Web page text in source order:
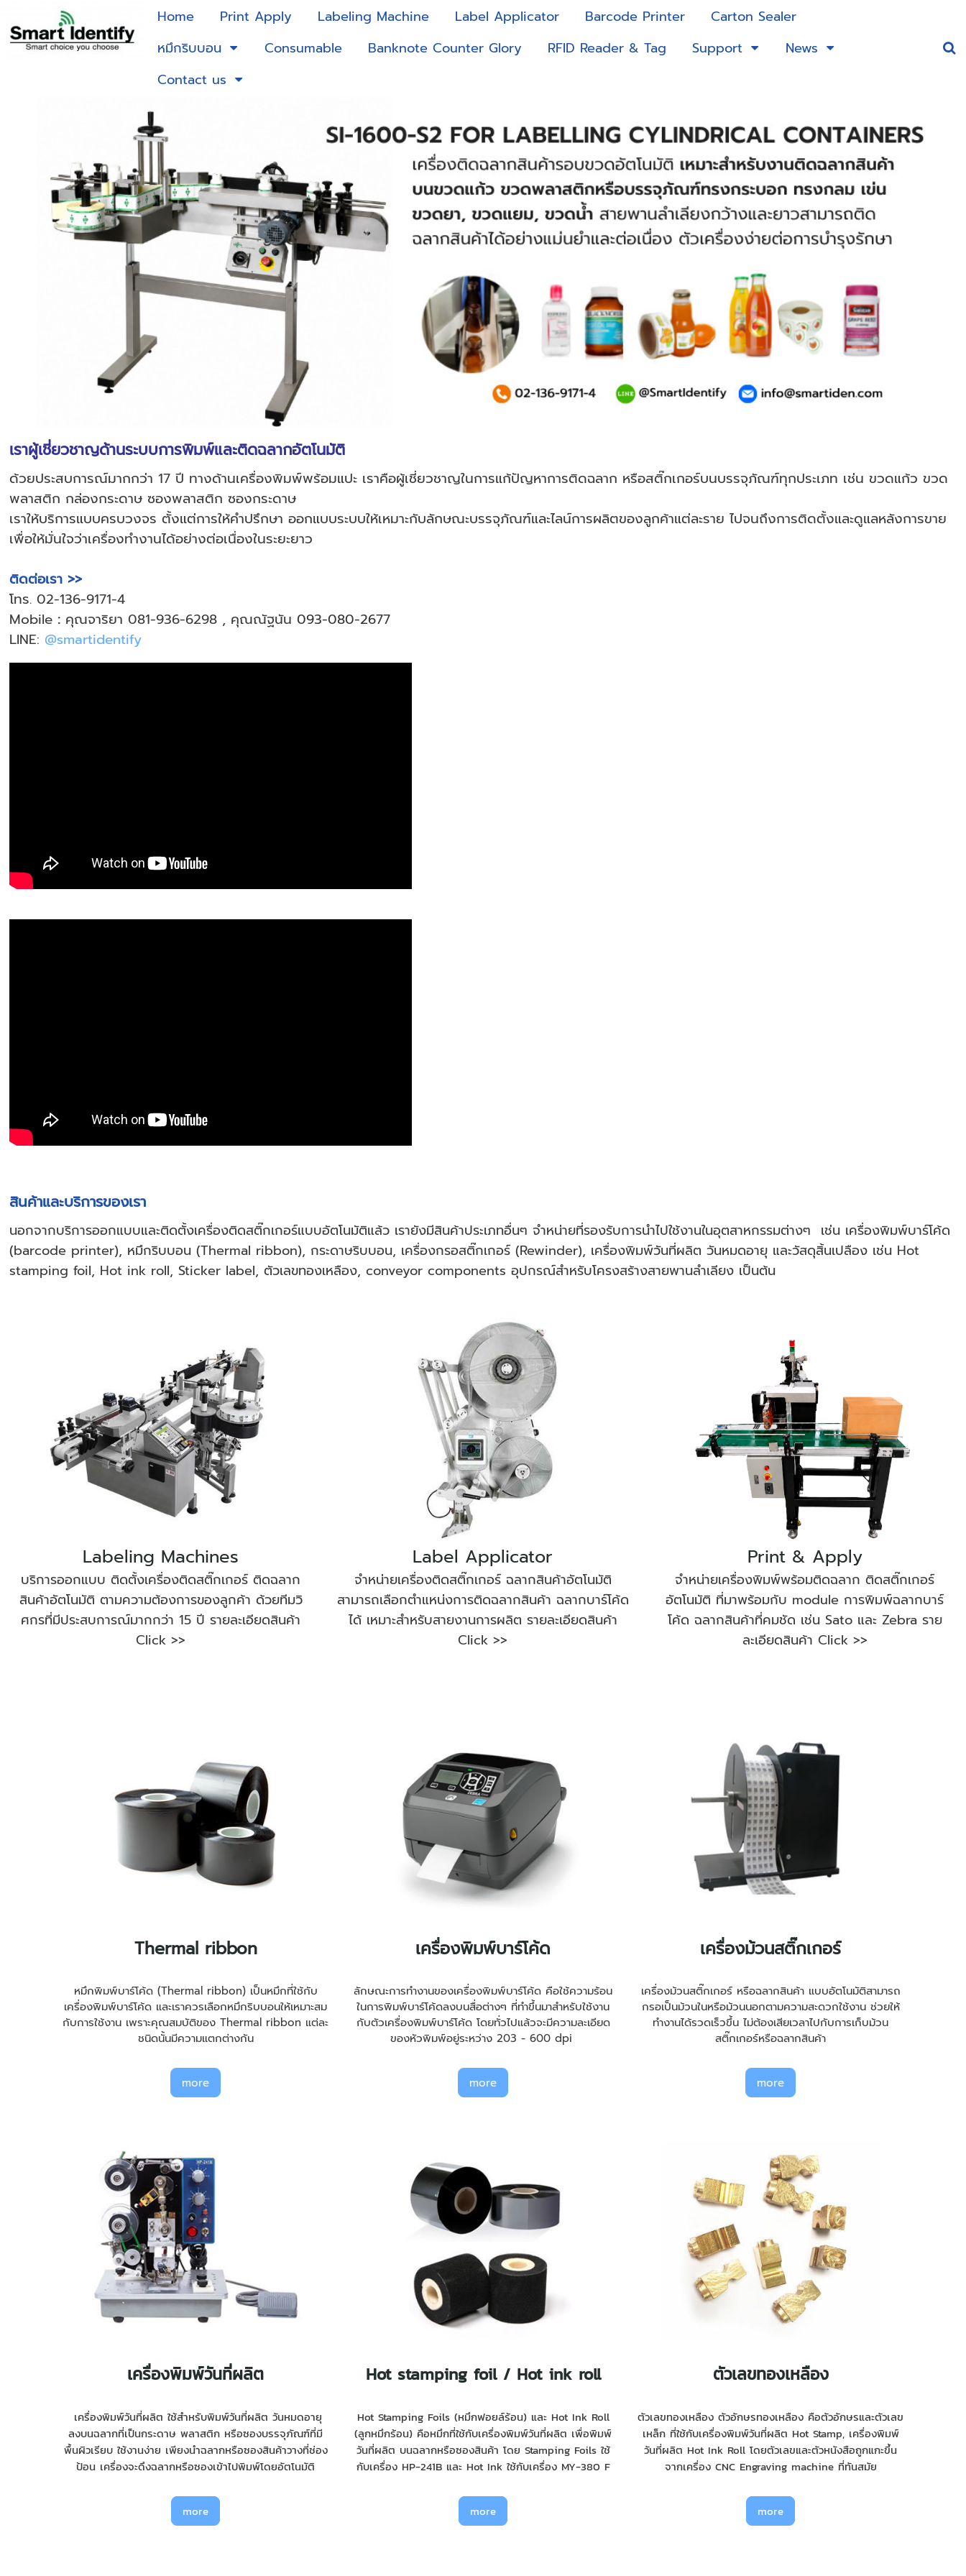
Home Print Apply Labeling Machine Label Applicator Barcode Printer
Carton Sealer
หมึกริบบอน
Consumable Banknote Counter Glory RFID Reader & Tag Support
News
Contact us
เราผู้เชี่ยวชาญด้านระบบการพิมพ์และติดฉลากอัตโนมัติ
ด้วยประสบการณ์มากกว่า 17 ปี ทางด้านเครื่องพิมพ์พร้อมแปะ เราคือผู้เชี่ยวชาญในการแก้ปัญหาการติดฉลาก หรือสติ๊กเกอร์บนบรรจุภัณฑ์ทุกประเภท เช่น ขวดแก้ว ขวด
พลาสติก กล่องกระดาษ ซองพลาสติก ซองกระดาษ
เราให้บริการแบบครบวงจร ตั้งแต่การให้คำปรึกษา ออกแบบระบบให้เหมาะกับลักษณะบรรจุภัณฑ์และไลน์การผลิตของลูกค้าแต่ละราย ไปจนถึงการติดตั้งและดูแลหลังการขาย
เพื่อให้มั่นใจว่าเครื่องทำงานได้อย่างต่อเนื่องในระยะยาว
ติดต่อเรา >>
โทร. 02-136-9171-4
Mobile : คุณจาริยา 081-936-6298 , คุณณัฐนัน093-080-2677
LINE: @smartidentify
สินค้าและบริการของเรา
นอกจากบริการออกแบบและติดตั้งเครื่องติดสติ๊กเกอร์แบบอัตโนมัติแล้ว เรายังมีสินค้าประเภทอื่นๆ จำหน่ายที่รองรับการนำไปใช้งานในอุตสาหกรรมต่างๆ เช่น เครื่องพิมพ์บาร์โค้ด
(barcode printer), หมึกริบบอน (Thermal ribbon), กระดาษริบบอน, เครื่องกรอสติ๊กเกอร์ (Rewinder), เครื่องพิมพ์วันที่ผลิต วันหมดอายุ และวัสดุสิ้นเปลือง เช่น Hot
stamping foil, Hot ink roll, Sticker label, ตัวเลขทองเหลือง, conveyor components อุปกรณ์สำหรับโครงสร้างสายพานลำเลียง เป็นต้น
Labeling Machines
บริการออกแบบ ติดตั้งเครื่องติดสติ๊กเกอร์ ติดฉลาก
สินค้าอัตโนมัติ ตามความต้องการของลูกค้า ด้วยทีมวิ
ศกรที่มีประสบการณ์มากกว่า 15 ปี รายละเอียดสินค้า
Click >>
Label Applicator
จำหน่ายเครื่องติดสติ๊กเกอร์ ฉลากสินค้าอัตโนมัติ
สามารถเลือกตำแหน่งการติดฉลากสินค้า ฉลากบาร์โค้ด
ได้ เหมาะสำหรับสายงานการผลิต รายละเอียดสินค้า
Click >>
Print & Apply
จำหน่ายเครื่องพิมพ์พร้อมติดฉลาก ติดสติ๊กเกอร์
อัตโนมัติ ที่มาพร้อมกับ module การพิมพ์ฉลากบาร์
โค้ด ฉลากสินค้าที่คมชัด เช่น Sato และ Zebra ราย
ละเอียดสินค้า Click >>
Thermal ribbon
หมึกพิมพ์บาร์โค้ด (Thermal ribbon) เป็นหมึกที่ใช้กับ
เครื่องพิมพ์บาร์โค้ด และเราควรเลือกหมึกริบบอนให้เหมาะสม
กับการใช้งาน เพราะคุณสมบัติของ Thermal ribbon แต่ละ
ชนิดนั้นมีความแตกต่างกัน
more
เครื่องพิมพ์บาร์โค้ด
ลักษณะการทำงานของเครื่องพิมพ์บาร์โค้ด คือใช้ความร้อน
ในการพิมพ์บาร์โค้ดลงบนสื่อต่างๆ ที่ทำขึ้นมาสำหรับใช้งาน
กับตัวเครื่องพิมพ์บาร์โค้ด โดยทั่วไปแล้วจะมีความละเอียด
ของหัวพิมพ์อยู่ระหว่าง 203 - 600 dpi
more
เครื่องม้วนสติ๊กเกอร์
เครื่องม้วนสติ๊กเกอร์ หรือฉลากสินค้า แบบอัตโนมัติสามารถ
กรอเป็นม้วนในหรือม้วนนอกตามความสะดวกใช้งาน ช่วยให้
ทำงานได้รวดเร็วขึ้น ไม่ต้องเสียเวลาไปกับการเก็บม้วน
สติ๊กเกอร์หรือฉลากสินค้า
more
เครื่องพิมพ์วันที่ผลิต
เครื่องพิมพ์วันที่ผลิต ใช้สำหรับพิมพ์วันที่ผลิต วันหมดอายุ
ลงบนฉลากที่เป็นกระดาษ พลาสติก หรือซองบรรจุภัณฑ์ที่มี
พื้นผิวเรียบ ใช้งานง่าย เพียงนำฉลากหรือซองสินค้าวางที่ช่อง
ป้อน เครื่องจะดึงฉลากหรือซองเข้าไปพิมพ์โดยอัตโนมัติ
more
Hot stamping foil / Hot ink roll
Hot Stamping Foils (หมึกฟอยล์ร้อน) และ Hot Ink Roll
(ลูกหมึกร้อน) คือหมึกที่ใช้กับเครื่องพิมพ์วันที่ผลิต เพื่อพิมพ์
วันที่ผลิต บนฉลากหรือซองสินค้า โดย Stamping Foils ใช้
กับเครื่อง HP-241B และ Hot Ink ใช้กับเครื่อง MY-380 F
more
ตัวเลขทองเหลือง
ตัวเลขทองเหลือง ตัวอักษรทองเหลือง คือตัวอักษรและตัวเลข
เหล็ก ที่ใช้กับเครื่องพิมพ์วันที่ผลิต Hot Stamp, เครื่องพิมพ์
วันที่ผลิต Hot Ink Roll โดยตัวเลขและตัวหนังสือถูกแกะขึ้น
จากเครื่อง CNC Engraving machine ที่ทันสมัย
more